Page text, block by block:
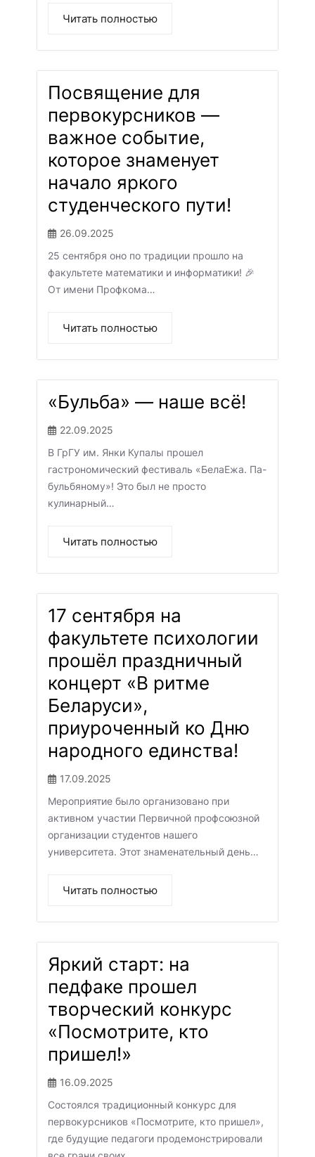
Читать полностью
Посвящение для
первокурсников —
важное событие,
которое знаменует
начало яркого
студенческого пути!
26.09.2025
25 сентября оно по традиции прошло на
факультете математики и информатики! 🎉
От имени Профкома…
Читать полностью
«Бульба» — наше всё!
22.09.2025
В ГрГУ им. Янки Купалы прошел
гастрономический фестиваль «БелаЕжа. Па-
бульбяному»! Это был не просто
кулинарный…
Читать полностью
17 сентября на
факультете психологии
прошёл праздничный
концерт «В ритме
Беларуси»,
приуроченный ко Дню
народного единства!
17.09.2025
Мероприятие было организовано при
активном участии Первичной профсоюзной
организации студентов нашего
университета. Этот знаменательный день…
Читать полностью
Яркий старт: на
педфаке прошел
творческий конкурс
«Посмотрите, кто
пришел!»
16.09.2025
Состоялся традиционный конкурс для
первокурсников «Посмотрите, кто пришел»,
где будущие педагоги продемонстрировали